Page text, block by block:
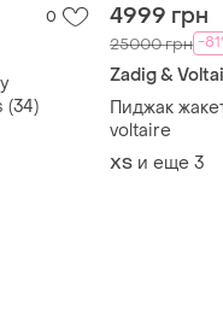
0
(34)
4999 грн
25000 грн -
Zadig &
Пиджак
voltaire
ХS и еще 3